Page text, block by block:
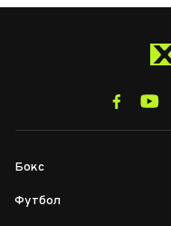
Бокс
Футбол